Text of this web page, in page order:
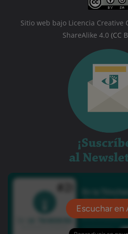
Sitio web bajo Licencia
ShareAlike 4.0 (CC